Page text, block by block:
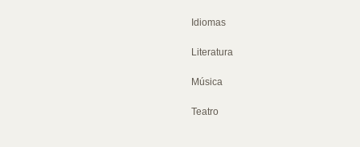
Idiomas
Literatura
Música
Teatro